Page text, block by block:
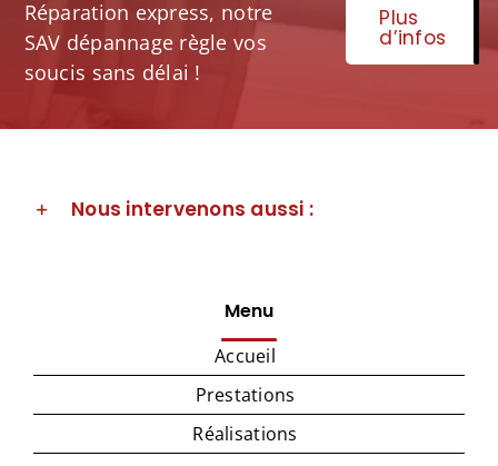
Réparation express, notre
SAV dépannage règle vos
soucis sans délai !
Plus
d’infos
Nous intervenons aussi :
Menu
Accueil
Prestations
Réalisations